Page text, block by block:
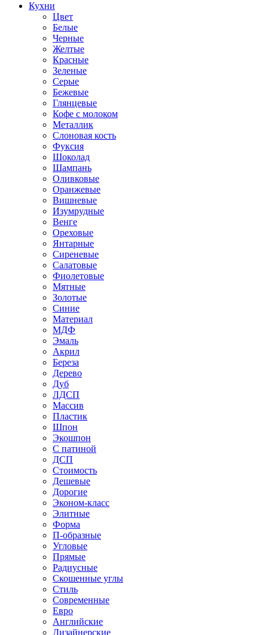
Кухни
Цвет
Белые
Черные
Желтые
Красные
Зеленые
Серые
Бежевые
Глянцевые
Кофе с молоком
Металлик
Слоновая кость
Фуксия
Шоколад
Шампань
Оливковые
Оранжевые
Вишневые
Изумрудные
Венге
Ореховые
Янтарные
Сиреневые
Салатовые
Фиолетовые
Мятные
Золотые
Синие
Материал
МДФ
Эмаль
Акрил
Береза
Дерево
Дуб
ЛДСП
Массив
Пластик
Шпон
Экошпон
С патиной
ДСП
Стоимость
Дешевые
Дорогие
Эконом-класс
Элитные
Форма
П-образные
Угловые
Прямые
Радиусные
Скошенные углы
Стиль
Современные
Евро
Английские
Дизайнерские